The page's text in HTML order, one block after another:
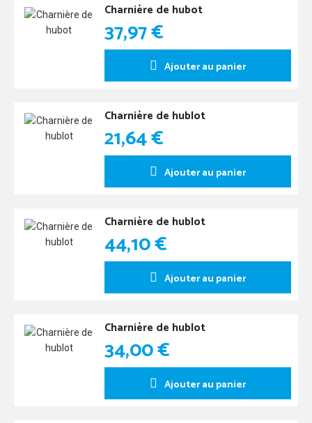
Charnière de hubot
37,97 €
Ajouter au panier
Charnière de hublot
21,64 €
Ajouter au panier
Charnière de hublot
44,10 €
Ajouter au panier
Charnière de hublot
34,00 €
Ajouter au panier